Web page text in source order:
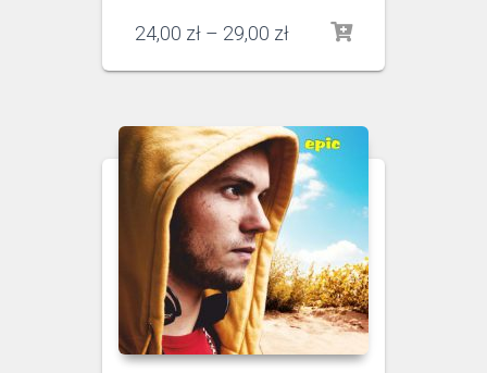
24,00 zł – 29,00 zł